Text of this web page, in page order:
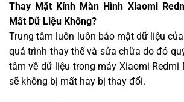
Thay Mặt Kính Màn Hình Xiaomi
Mất Dữ Liệu Không?
Trung tâm luôn luôn bảo mật dữ liệu
quá trình thay thế và sửa chữa do đó
tâm về dữ liệu trong máy Xiaomi Redmi
sẽ không bị mất hay bị thay đổi.